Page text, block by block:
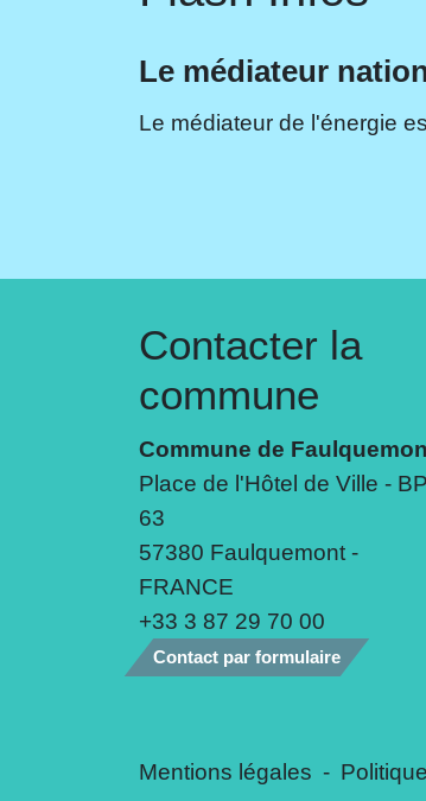
Le médiateur
Le médiateur de l'énergie
Contacter la
commune
Commune de
Place de l'Hôtel de Ville - BP
63
57380 Faulquemont -
FRANCE
+33 3 87 29 70 00
Contact par formulaire
Mentions légales -